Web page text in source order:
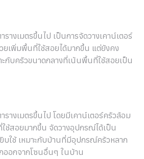
างเมตรขึ้นไป เป็นการจัดวางเคาน์เตอร์
ยเพิ่มพื้นที่ใช้สอยได้มากขึ้น แต่ยังคง
กับครัวขนาดกลางที่เน้นพื้นที่ใช้สอยเป็น
างเมตรขึ้นไป โดยมีเคาน์เตอร์ครัวล้อม
ช้สอยมากขึ้น จัดวางอุปกรณ์ได้เป็น
บใช้ เหมาะกับบ้านที่มีอุปกรณ์ครัวหลาก
ออกจากโซนอื่นๆ ในบ้าน